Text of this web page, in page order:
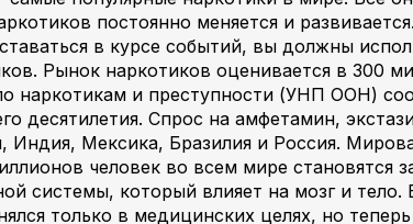
постоянно меняется и
в курсе событий, вы должны
Рынок наркотиков оценивается в 300
наркотикам и преступности (УНП ООН)
десятилетия. Спрос на амфетамин,
Индия, Мексика, Бразилия и Россия.
человек во всем мире
системы, который влияет на мозг и
только в медицинских целях, но